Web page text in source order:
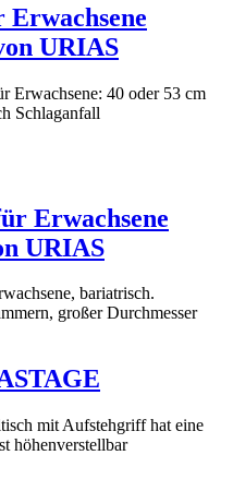
URIAS
Erwachsene: 40 oder 53 cm
Schlaganfall
Erwachsene
URIAS
bariatrisch.
großer Durchmesser
mit Aufstehgriff hat eine
höhenverstellbar